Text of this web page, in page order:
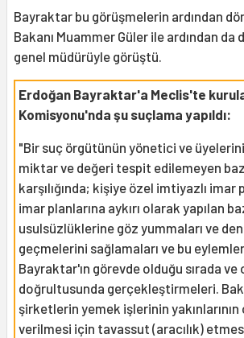
Bayraktar bu görüşmelerin ardından
Bakanı Muammer Güler ile ardından da
genel müdürüyle görüştü.
Erdoğan Bayraktar'a Meclis'te
Komisyonu'nda şu suçlama yapıldı:
"Bir suç örgütünün yönetici ve
miktar ve değeri tespit edilemeyen
karşılığında; kişiye özel imtiyazlı imar
imar planlarına aykırı olarak yapılan
usulsüzlüklerine göz yummaları ve
geçmelerini sağlamaları ve bu
Bayraktar'ın görevde olduğu sırada ve
doğrultusunda gerçekleştirmeleri.
şirketlerin yemek işlerinin
verilmesi için tavassut (aracılık)